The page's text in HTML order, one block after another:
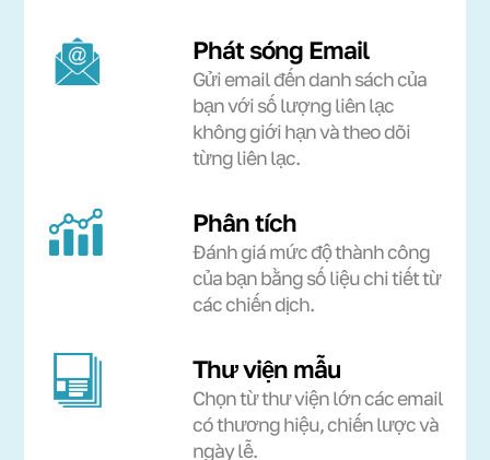
Phát sóng Email
Gửi email đến danh sách của
bạn với số lượng liên lạc
không giới hạn và theo dõi
từng liên lạc.
Phân tích
Đánh giá mức độ thành công
của bạn bằng số liệu chi tiết từ
các chiến dịch.
Thư viện mẫu
Chọn từ thư viện lớn các email
có thương hiệu, chiến lược và
ngày lễ.